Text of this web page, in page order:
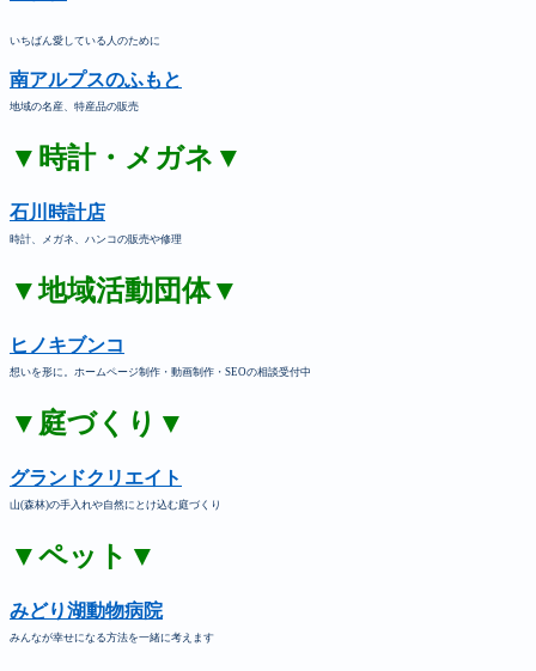
いちばん愛している人のために
南アルプスのふもと
地域の名産、特産品の販売
▼時計・メガネ▼
石川時計店
時計、メガネ、ハンコの販売や修理
▼地域活動団体▼
ヒノキブンコ
想いを形に。ホームページ制作・動画制作・SEOの相談受付中
▼庭づくり▼
グランドクリエイト
山(森林)の手入れや自然にとけ込む庭づくり
▼ペット▼
みどり湖動物病院
みんなが幸せになる方法を一緒に考えます